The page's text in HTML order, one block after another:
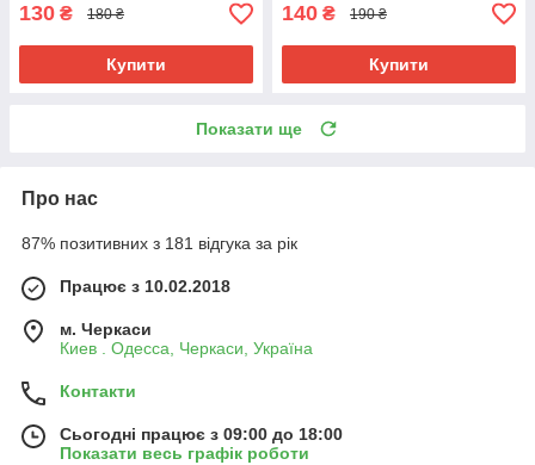
130 ₴ 180 ₴
Купити
140 ₴ 190 ₴
Купити
Показати ще
Про нас
87% позитивних з 181 відгука за рік
Працює з 10.02.2018
м. Черкаси
Киев . Одесса, Черкаси, Україна
Контакти
Сьогодні працює з 09:00 до 18:00
Показати весь графік роботи